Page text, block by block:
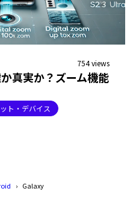
754 views
真実か？ズーム機能
ト・デバイス
Galaxy